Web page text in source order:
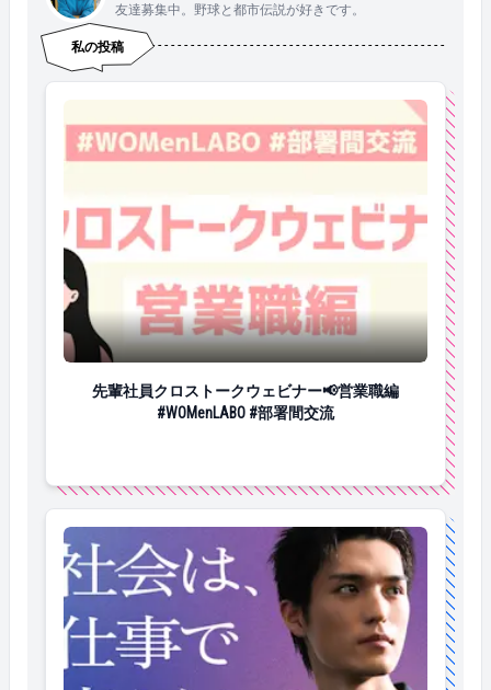
友達募集中。野球と都市伝説が好きです。
私の投稿
先輩社員クロストークウェビナー📢営業職編
先輩社員クロストークウェビナー📢営業職編
#WOMenLABO #部署間交流